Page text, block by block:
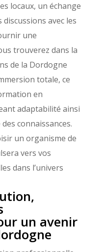
locaux, un échange
avec les
une
trouverez dans la
de la Dordogne
totale, ce
en
adaptabilité ainsi
connaissances.
un organisme de
vers vos
dans l’univers
un avenir